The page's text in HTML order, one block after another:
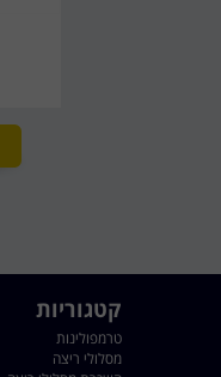
קטגוריות
טרמפולינות
מסלולי ריצה